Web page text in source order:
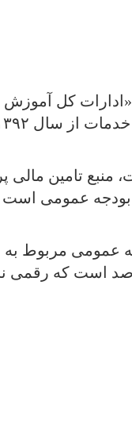
حجم اعتبارات ردیف
تامین مالی
است. به طور معمول رقم این ردیف بین ۶ تا ۸درصد
و کمترین آن مربوط به سال ۱۳۹۲ با رکورد ۶/۲درصد است.